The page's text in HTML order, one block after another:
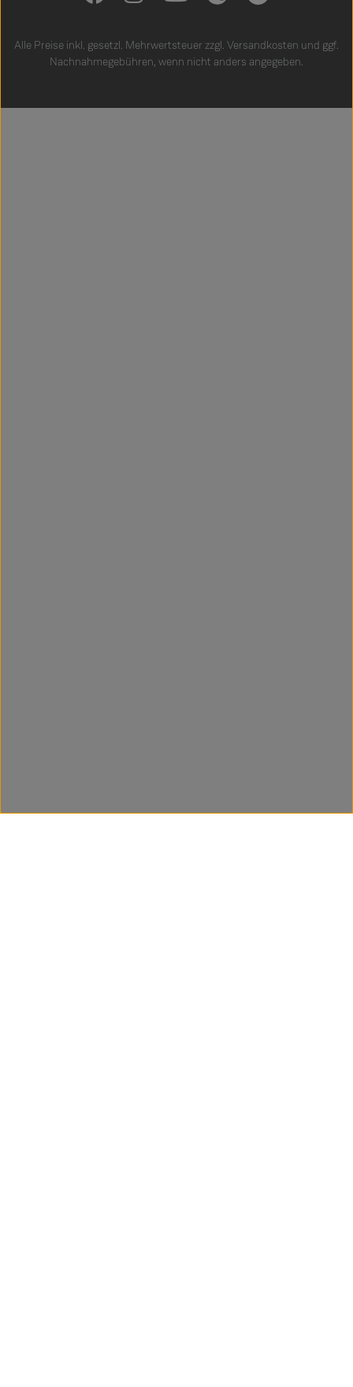
Alle Preise inkl. gesetzl. Mehrwertsteuer zzgl. Versandkosten und ggf.
Nachnahmegebühren, wenn nicht anders angegeben.